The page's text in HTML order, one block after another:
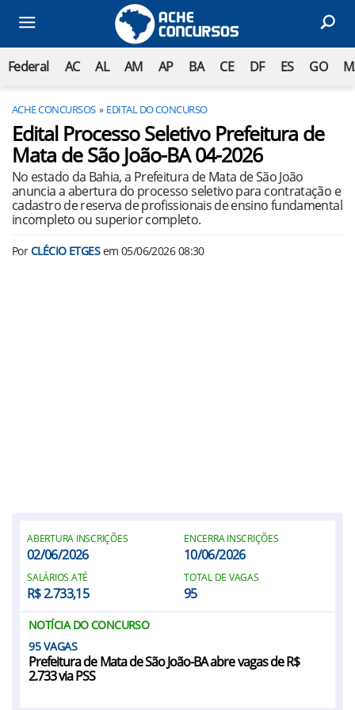
Federal AC AL AM AP BA CE DF ES GO
ACHE CONCURSOS EDITAL DO CONCURSO
Edital Processo Seletivo Prefeitura de
Mata de São João-BA 04-2026
No estado da Bahia, a Prefeitura de Mata de São João
anuncia a abertura do processo seletivo para contratação e
cadastro de reserva de profissionais de ensino fundamental
incompleto ou superior completo.
PorCLÉCIO ETGESem 05/06/2026 08:30
ABERTURA INSCRIÇÕES
02/06/2026
ENCERRA INSCRIÇÕES
10/06/2026
SALÁRIOS ATÉ
R$ 2.733,15
TOTAL DE VAGAS
95
NOTÍCIA DO CONCURSO
95
Prefeitura de Mata de São João-BA abre vagas de R$
2.733 via PSS